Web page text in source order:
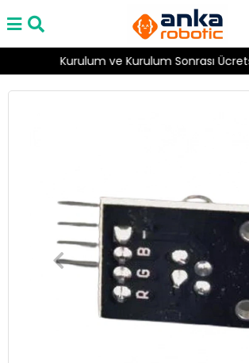
Kurulum ve Kurulum Sonrası